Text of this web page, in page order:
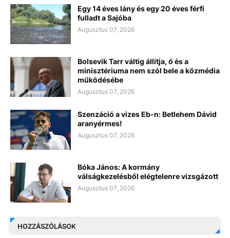
Egy 14 éves lány és egy 20 éves férfi
fulladt a Sajóba
Augusztus 07, 2026
Bolsevik Tarr váltig állítja, ő és a
minisztériuma nem szól bele a közmédia
működésébe
Augusztus 07, 2026
Szenzáció a vizes Eb-n: Betlehem Dávid
aranyérmes!
Augusztus 07, 2026
Bóka János: A kormány
válságkezelésből elégtelenre vizsgázott
Augusztus 07, 2026
HOZZÁSZÓLÁSOK